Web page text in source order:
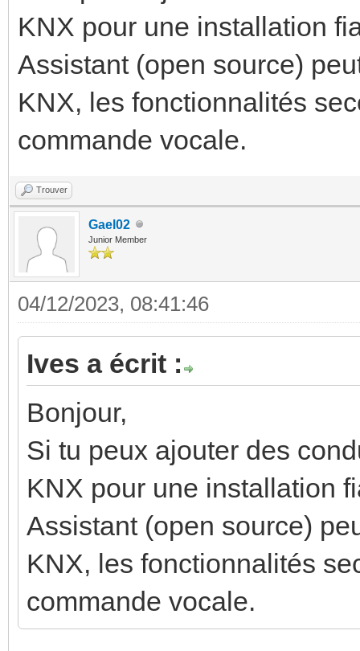
KNX pour une installation
Assistant (open source)
KNX, les fonctionnalités
commande vocale.
Trouver
Gael02
Junior Member
04/12/2023, 08:41:46
Ives a écrit :
Bonjour,
Si tu peux ajouter des
KNX pour une installation
Assistant (open source)
KNX, les fonctionnalités
commande vocale.